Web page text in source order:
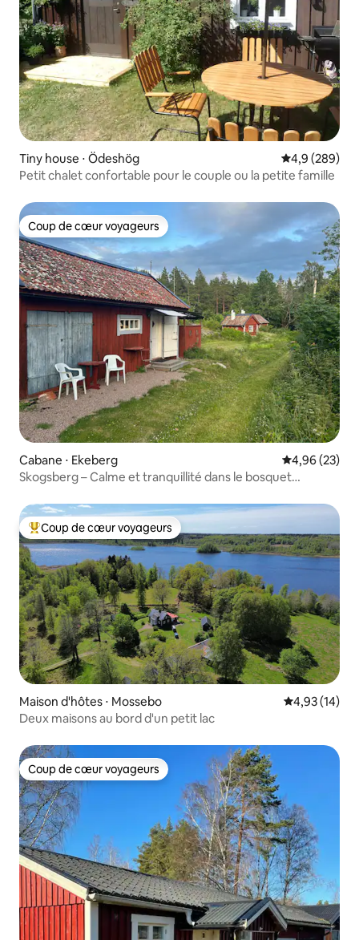
Tiny house ⋅ Ödeshög Évaluation
4,9 (289)
Petit chalet confortable pour le couple ou la petite famille
Coup de cœur voyageurs
Coup de cœur voyageurs
Cabane ⋅ Ekeberg Évaluation
4,96 (23)
Skogsberg – Calme et tranquillité dans le bosquet
Coups de cœur voyageurs les plus appréciés
Coup de cœur voyageurs
Maison d'hôtes ⋅ Mossebo Évaluation
4,93 (14)
Deux maisons au bord d'un petit lac
Coup de cœur voyageurs
Coup de cœur voyageurs